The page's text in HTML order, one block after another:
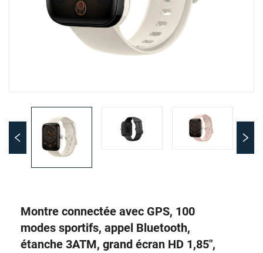
Montre connectée avec GPS, 100
modes sportifs, appel Bluetooth,
étanche 3ATM, grand écran HD 1,85",